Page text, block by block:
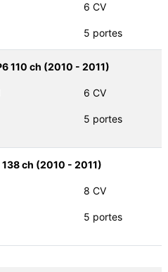
6 CV
5 portes
110 ch (2010 - 2011)
6 CV
5 portes
138 ch (2010 - 2011)
8 CV
5 portes